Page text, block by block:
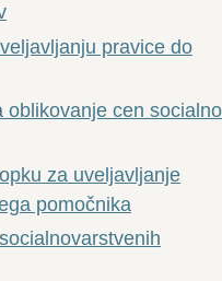
pravice do
oblikovanje cen socialno
za uveljavljanje
pomočnika